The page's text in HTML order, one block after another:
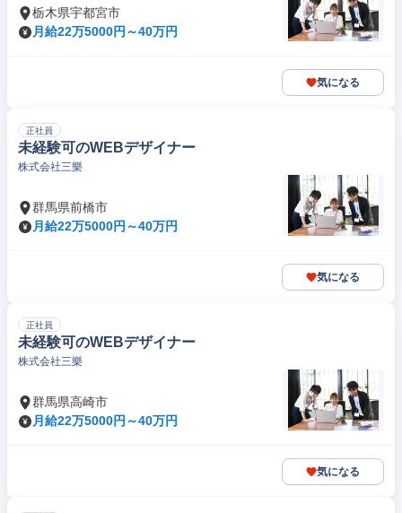
栃木県宇都宮市
月給22万5000円～40万円
気になる
正社員
未経験可のWEBデザイナー
株式会社三樂
群馬県前橋市
月給22万5000円～40万円
気になる
正社員
未経験可のWEBデザイナー
株式会社三樂
群馬県高崎市
月給22万5000円～40万円
気になる